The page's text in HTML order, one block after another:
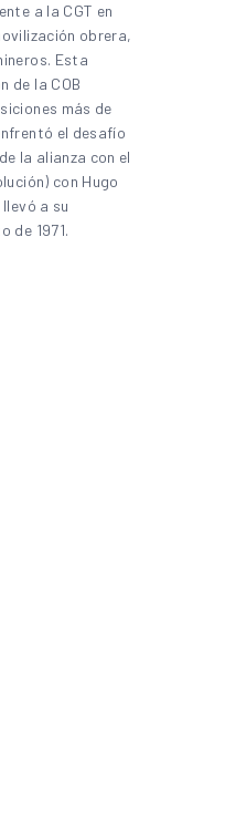
a la CGT en
obrera,
Esta
de la COB
más de
el desafío
la alianza con el
con Hugo
a su
de 1971.